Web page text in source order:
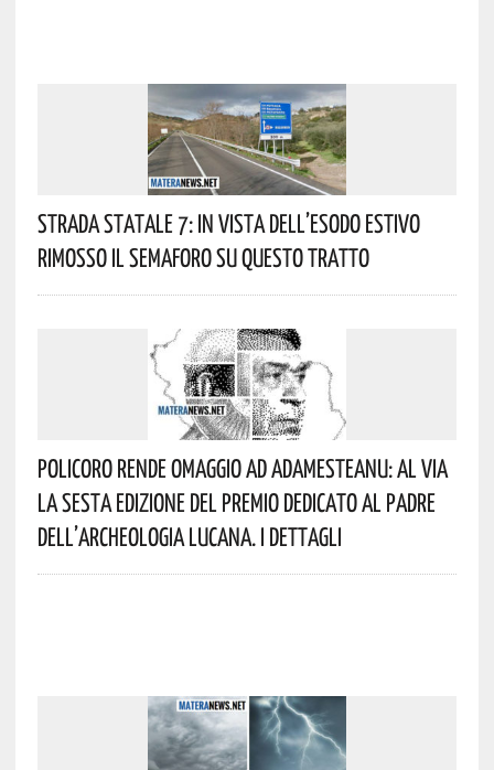
Strada Statale 7: In Vista Dell’esodo Estivo
Rimosso Il Semaforo Su Questo Tratto
Policoro Rende Omaggio Ad Adamesteanu: Al Via
La Sesta Edizione Del Premio Dedicato Al Padre
Dell’archeologia Lucana. I Dettagli